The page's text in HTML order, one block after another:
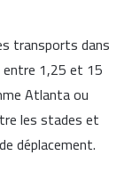
transports dans
entre 1,25 et 15
Atlanta ou
les stades et
déplacement.